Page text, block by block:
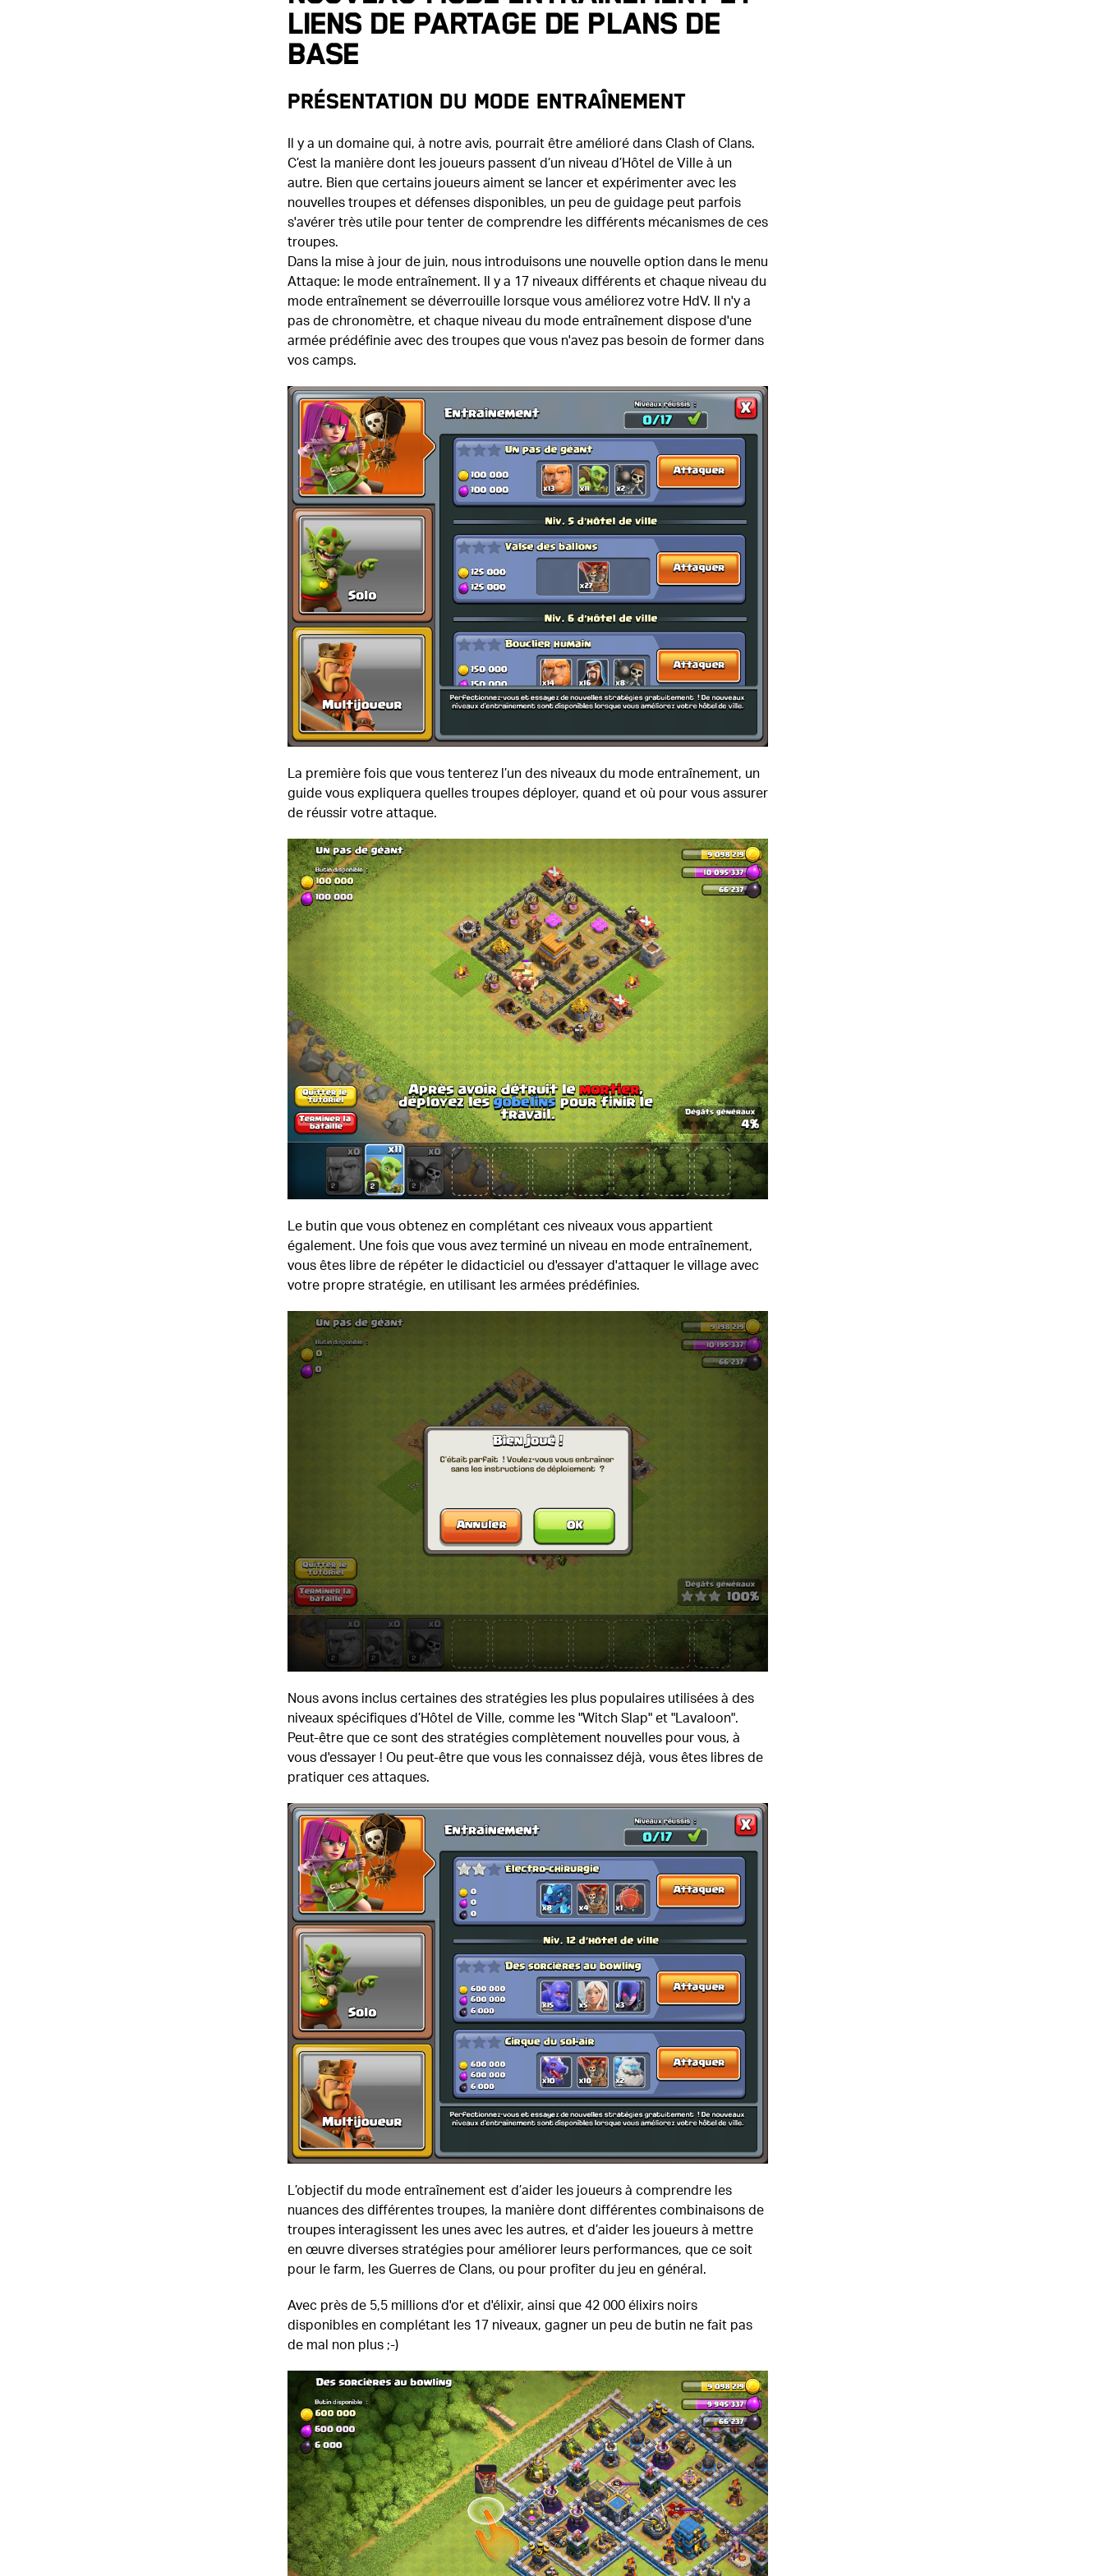
Liens de partage de plans de
base
Présentation du mode Entraînement
Il y a un domaine qui, à notre avis, pourrait être amélioré dans Clash of Clans.
C’est la manière dont les joueurs passent d’un niveau d’Hôtel de Ville à un
autre. Bien que certains joueurs aiment se lancer et expérimenter avec les
nouvelles troupes et défenses disponibles, un peu de guidage peut parfois
s'avérer très utile pour tenter de comprendre les différents mécanismes de ces
troupes.
Dans la mise à jour de juin, nous introduisons une nouvelle option dans le menu
Attaque: le mode entraînement. Il y a 17 niveaux différents et chaque niveau du
mode entraînement se déverrouille lorsque vous améliorez votre HdV. Il n'y a
pas de chronomètre, et chaque niveau du mode entraînement dispose d'une
armée prédéfinie avec des troupes que vous n'avez pas besoin de former dans
vos camps.
La première fois que vous tenterez l’un des niveaux du mode entraînement, un
guide vous expliquera quelles troupes déployer, quand et où pour vous assurer
de réussir votre attaque.
Le butin que vous obtenez en complétant ces niveaux vous appartient
également. Une fois que vous avez terminé un niveau en mode entraînement,
vous êtes libre de répéter le didacticiel ou d'essayer d'attaquer le village avec
votre propre stratégie, en utilisant les armées prédéfinies.
Nous avons inclus certaines des stratégies les plus populaires utilisées à des
niveaux spécifiques d’Hôtel de Ville, comme les "Witch Slap" et "Lavaloon".
Peut-être que ce sont des stratégies complètement nouvelles pour vous, à
vous d'essayer ! Ou peut-être que vous les connaissez déjà, vous êtes libres de
pratiquer ces attaques.
L’objectif du mode entraînement est d’aider les joueurs à comprendre les
nuances des différentes troupes, la manière dont différentes combinaisons de
troupes interagissent les unes avec les autres, et d’aider les joueurs à mettre
en œuvre diverses stratégies pour améliorer leurs performances, que ce soit
pour le farm, les Guerres de Clans, ou pour profiter du jeu en général.
Avec près de 5,5 millions d'or et d'élixir, ainsi que 42 000 élixirs noirs
disponibles en complétant les 17 niveaux, gagner un peu de butin ne fait pas
de mal non plus ;-)